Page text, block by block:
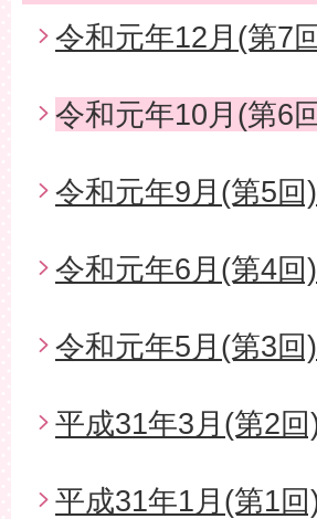
令和元年12月(第7
令和元年10月(第6
令和元年9月(第5
令和元年6月(第4
令和元年5月(第3
平成31年3月(第2
平成31年1月(第1